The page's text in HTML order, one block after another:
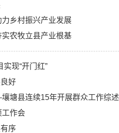
乡村振兴产业发展
农牧立县产业根基
现“开门红”
好
塘县连续15年开展群众工作综述
工作会
序